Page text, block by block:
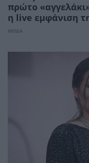
πρώτο
η live εμφάνιση
ΜΟΔΑ